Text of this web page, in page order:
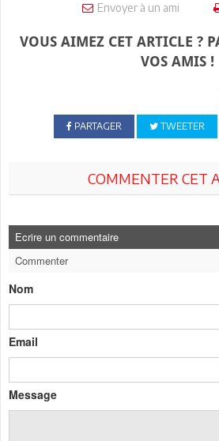
Envoyer à un ami
VOUS AIMEZ CET ARTICLE ?
VOS AMIS !
PARTAGER TWEETER
COMMENTER CET
Ecrire un commentaire
Commenter
Nom
Email
Message